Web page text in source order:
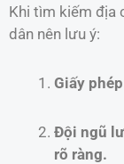
Khi tìm kiếm địa
dân nên lưu ý:
Giấy
Đội ngũ
rõ ràng.